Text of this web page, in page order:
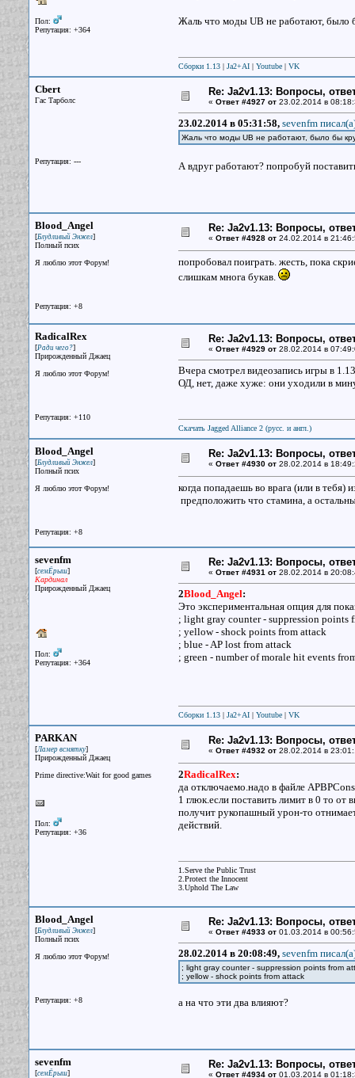
Пол:
Репутация: +364
Жаль что моды UB не работают,
Сборки 1.13| Ja2+AI| Youtube| VK
Cbert
Гас Тарболс
Репутация: ---
Re: Ja2v1.13: Вопросы,
« Ответ #4927 от23.02.2014 в
23.02.2014 в 05:31:58, sevenfm
Жаль что моды UB не работают, было бы
А вдруг работают? попробуй
Blood_Angel
[Блудливый Энжел]
Полный псих
Я люблю этот Форум!
Репутация: +8
Re: Ja2v1.13: Вопросы,
« Ответ #4928 от24.02.2014 в
попробовал поиграть. жесть, пока
слишкам многа букав.
RadicalRex
[Ради чего?]
Прирожденный Джаец
Я люблю этот Форум!
Репутация: +110
Re: Ja2v1.13: Вопросы,
« Ответ #4929 от28.02.2014 в
Вчера смотрел видеозапись игры в
ОД, нет, даже хуже: они уходили в
Скачать Jagged Alliance 2 (русс. и англ.)
Blood_Angel
[Блудливый Энжел]
Полный псих
Я люблю этот Форум!
Репутация: +8
Re: Ja2v1.13: Вопросы,
« Ответ #4930 от28.02.2014 в
когда попадаешь во врага (или в
предположить что стамина, а
sevenfm
[семЁрыш]
Кардинал
Прирожденный Джаец
Пол:
Репутация: +364
Re: Ja2v1.13: Вопросы,
« Ответ #4931 от28.02.2014 в
2Blood_Angel:
Это экспериментальная опция для
; light gray counter - suppression points
; yellow - shock points from attack
; blue - AP lost from attack
; green - number of morale hit events
Сборки 1.13| Ja2+AI| Youtube| VK
PARKAN
[Ламер всмятку]
Прирожденный Джаец
Prime directive:Wait for good games
Пол:
Репутация: +36
Re: Ja2v1.13: Вопросы,
« Ответ #4932 от28.02.2014 в
2RadicalRex:
да отключаемо.надо в файле
1 глюк.если поставить лимит в 0 то от
получит рукопашный урон-то
действий.
1.Serve the Public Trust
2.Protect the Innocent
3.Uphold The Law
Blood_Angel
[Блудливый Энжел]
Полный псих
Я люблю этот Форум!
Репутация: +8
Re: Ja2v1.13: Вопросы,
« Ответ #4933 от01.03.2014 в
28.02.2014 в 20:08:49, sevenfm
; light gray counter - suppression points from
; yellow - shock points from attack
а на что эти два влияют?
sevenfm
[семЁрыш]
Re: Ja2v1.13: Вопросы,
« Ответ #4934 от01.03.2014 в